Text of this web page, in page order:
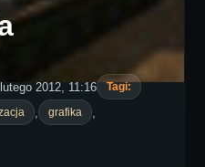
2012, 11:16
Tagi:
grafika